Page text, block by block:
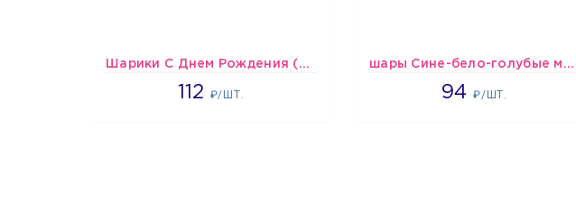
Шарики С Днем Рождения (мишки и тортики)
112 ₽/ШТ.
1718 шары Сине-бело-голубые металлик
94₽/ШТ.
1697